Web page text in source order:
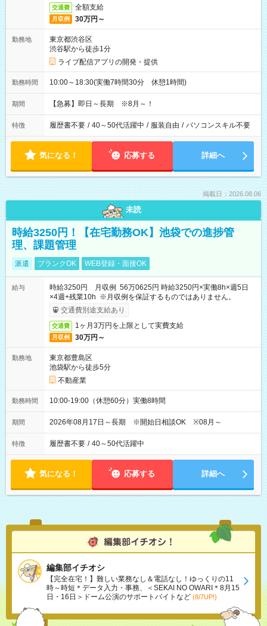
交通費 全額支給
月収例 30万円～
勤務地
東京都渋谷区
渋谷駅から徒歩1分
ライブ配信アプリの開発・提供
勤務時間 10:00～18:30(実働7時間30分 休憩1時間)
期間 【急募】即日～長期 ※8月～！
特徴 履歴書不要 / 40～50代活躍中 / 服装自由 / パソコンスキル不要
気になる！ 応募する 詳細へ
掲載日：2026.08.06
未読
時給3250円！【在宅勤務OK】池袋での進捗管
理、課題管理
派遣 ブランクOK WEB登録・面接OK
給与
時給3250円 月収例 56万0625円 時給3250円×実働8h×週5日
×4週+残業10h ※月収例を保証するものではありません。
交通費別途支給あり
交通費 1ヶ月3万円を上限として実費支給
月収例 30万円～
勤務地
東京都豊島区
池袋駅から徒歩5分
不動産業
勤務時間 10:00-19:00（休憩60分）実働8時間
期間 2026年08月17日～長期 ※開始日相談OK ※08月～
特徴 履歴書不要 / 40～50代活躍中
気になる！ 応募する 詳細へ
編集部イチオシ
【完全在宅！】難しい業務なし＆電話なし！ゆっくりの11
時～時短＊データ入力・事務、＜SEKAI NO OWARI＊8月15
日・16日＞ドーム公演のサポートバイトなど (8/7UP!)